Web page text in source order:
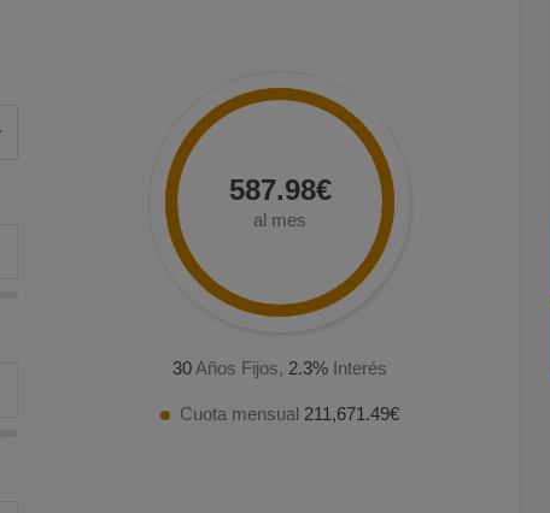
587.98€
al mes
30Años Fijos, 2.3% Interés
Cuota mensual 211,671.49€